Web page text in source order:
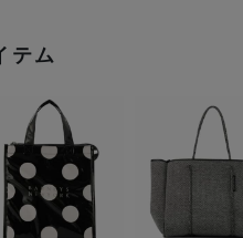
テム